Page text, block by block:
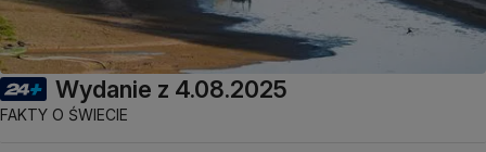
Wydanie z 4.08.2025
FAKTY O ŚWIECIE